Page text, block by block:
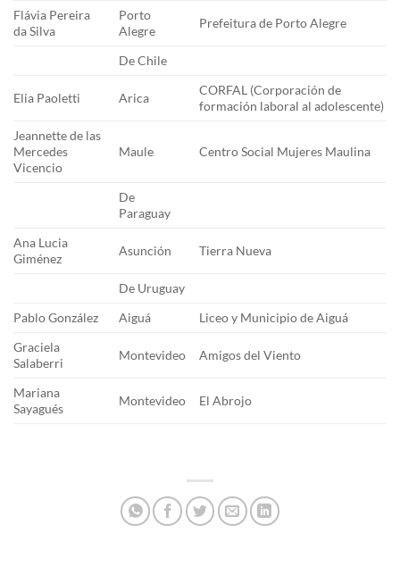
Flávia Pereira
da Silva
Porto
Alegre
Prefeitura de Porto Alegre
De Chile
Elia Paoletti Arica
CORFAL (Corporación de
formación laboral al adolescente)
Jeannette de las
Mercedes
Vicencio
Maule Centro Social Mujeres Maulina
De
Paraguay
Ana Lucia
Giménez
Asunción Tierra Nueva
De Uruguay
Pablo González
Aiguá
Liceo y Municipio de Aiguá
Graciela
Salaberri
Montevideo Amigos del Viento
Mariana
Sayagués
Montevideo El Abrojo